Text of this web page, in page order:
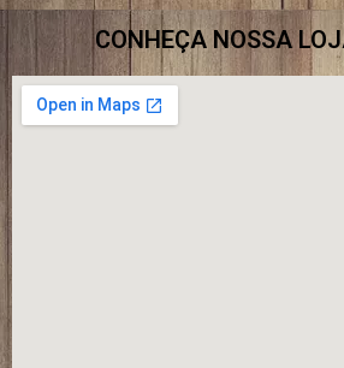
CONHEÇA NOSSA